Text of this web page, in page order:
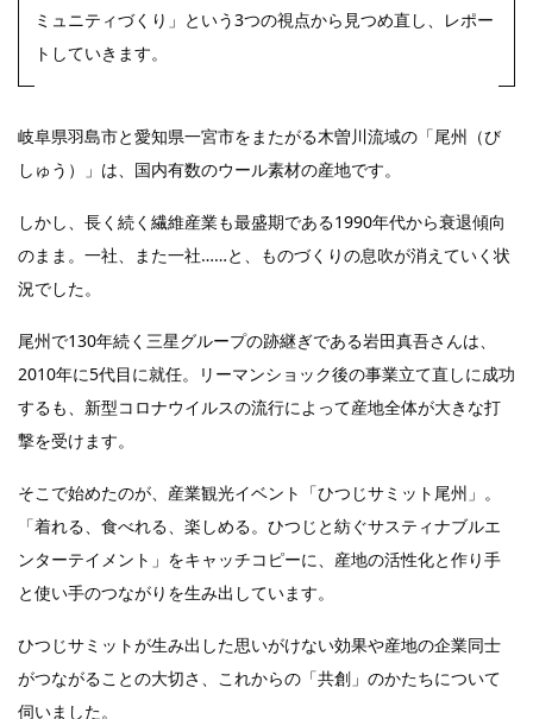
ミュニティづくり」という3つの視点から見つめ直し、レポー
トしていきます。
岐阜県羽島市と愛知県一宮市をまたがる木曽川流域の「尾州（び
しゅう）」は、国内有数のウール素材の産地です。
しかし、長く続く繊維産業も最盛期である1990年代から衰退傾向
のまま。一社、また一社……と、ものづくりの息吹が消えていく状
況でした。
尾州で130年続く三星グループの跡継ぎである岩田真吾さんは、
2010年に5代目に就任。リーマンショック後の事業立て直しに成功
するも、新型コロナウイルスの流行によって産地全体が大きな打
撃を受けます。
そこで始めたのが、産業観光イベント「ひつじサミット尾州」。
「着れる、食べれる、楽しめる。ひつじと紡ぐサスティナブルエ
ンターテイメント」をキャッチコピーに、産地の活性化と作り手
と使い手のつながりを生み出しています。
ひつじサミットが生み出した思いがけない効果や産地の企業同士
がつながることの大切さ、これからの「共創」のかたちについて
伺いました。